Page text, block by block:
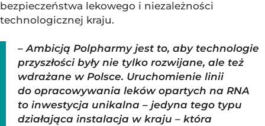
bezpieczeństwa lekowego i niezależności
technologicznej kraju.
– Ambicją Polpharmy jest to, aby technologie
przyszłości były nie tylko rozwijane, ale też
wdrażane w Polsce. Uruchomienie linii
do opracowywania leków opartych na RNA
to inwestycja unikalna – jedyna tego typu
działająca instalacja w kraju – która